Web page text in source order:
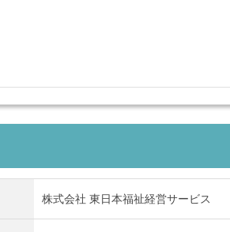
株式会社 東日本福祉経営サービス